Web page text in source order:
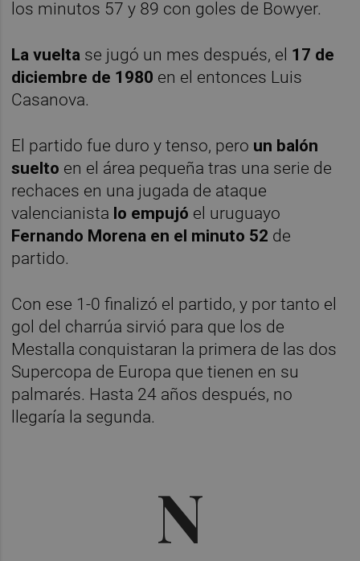
los minutos 57 y 89 con goles de Bowyer.
La vuelta se jugó un mes después, el 17 de
diciembre de 1980 en el entonces Luis
Casanova.
El partido fue duro y tenso, pero un balón
suelto en el área pequeña tras una serie de
rechaces en una jugada de ataque
valencianista lo empujó el uruguayo
Fernando Morena en el minuto 52 de
partido.
Con ese 1-0 finalizó el partido, y por tanto el
gol del charrúa sirvió para que los de
Mestalla conquistaran la primera de las dos
Supercopa de Europa que tienen en su
palmarés. Hasta 24 años después, no
llegaría la segunda.
N